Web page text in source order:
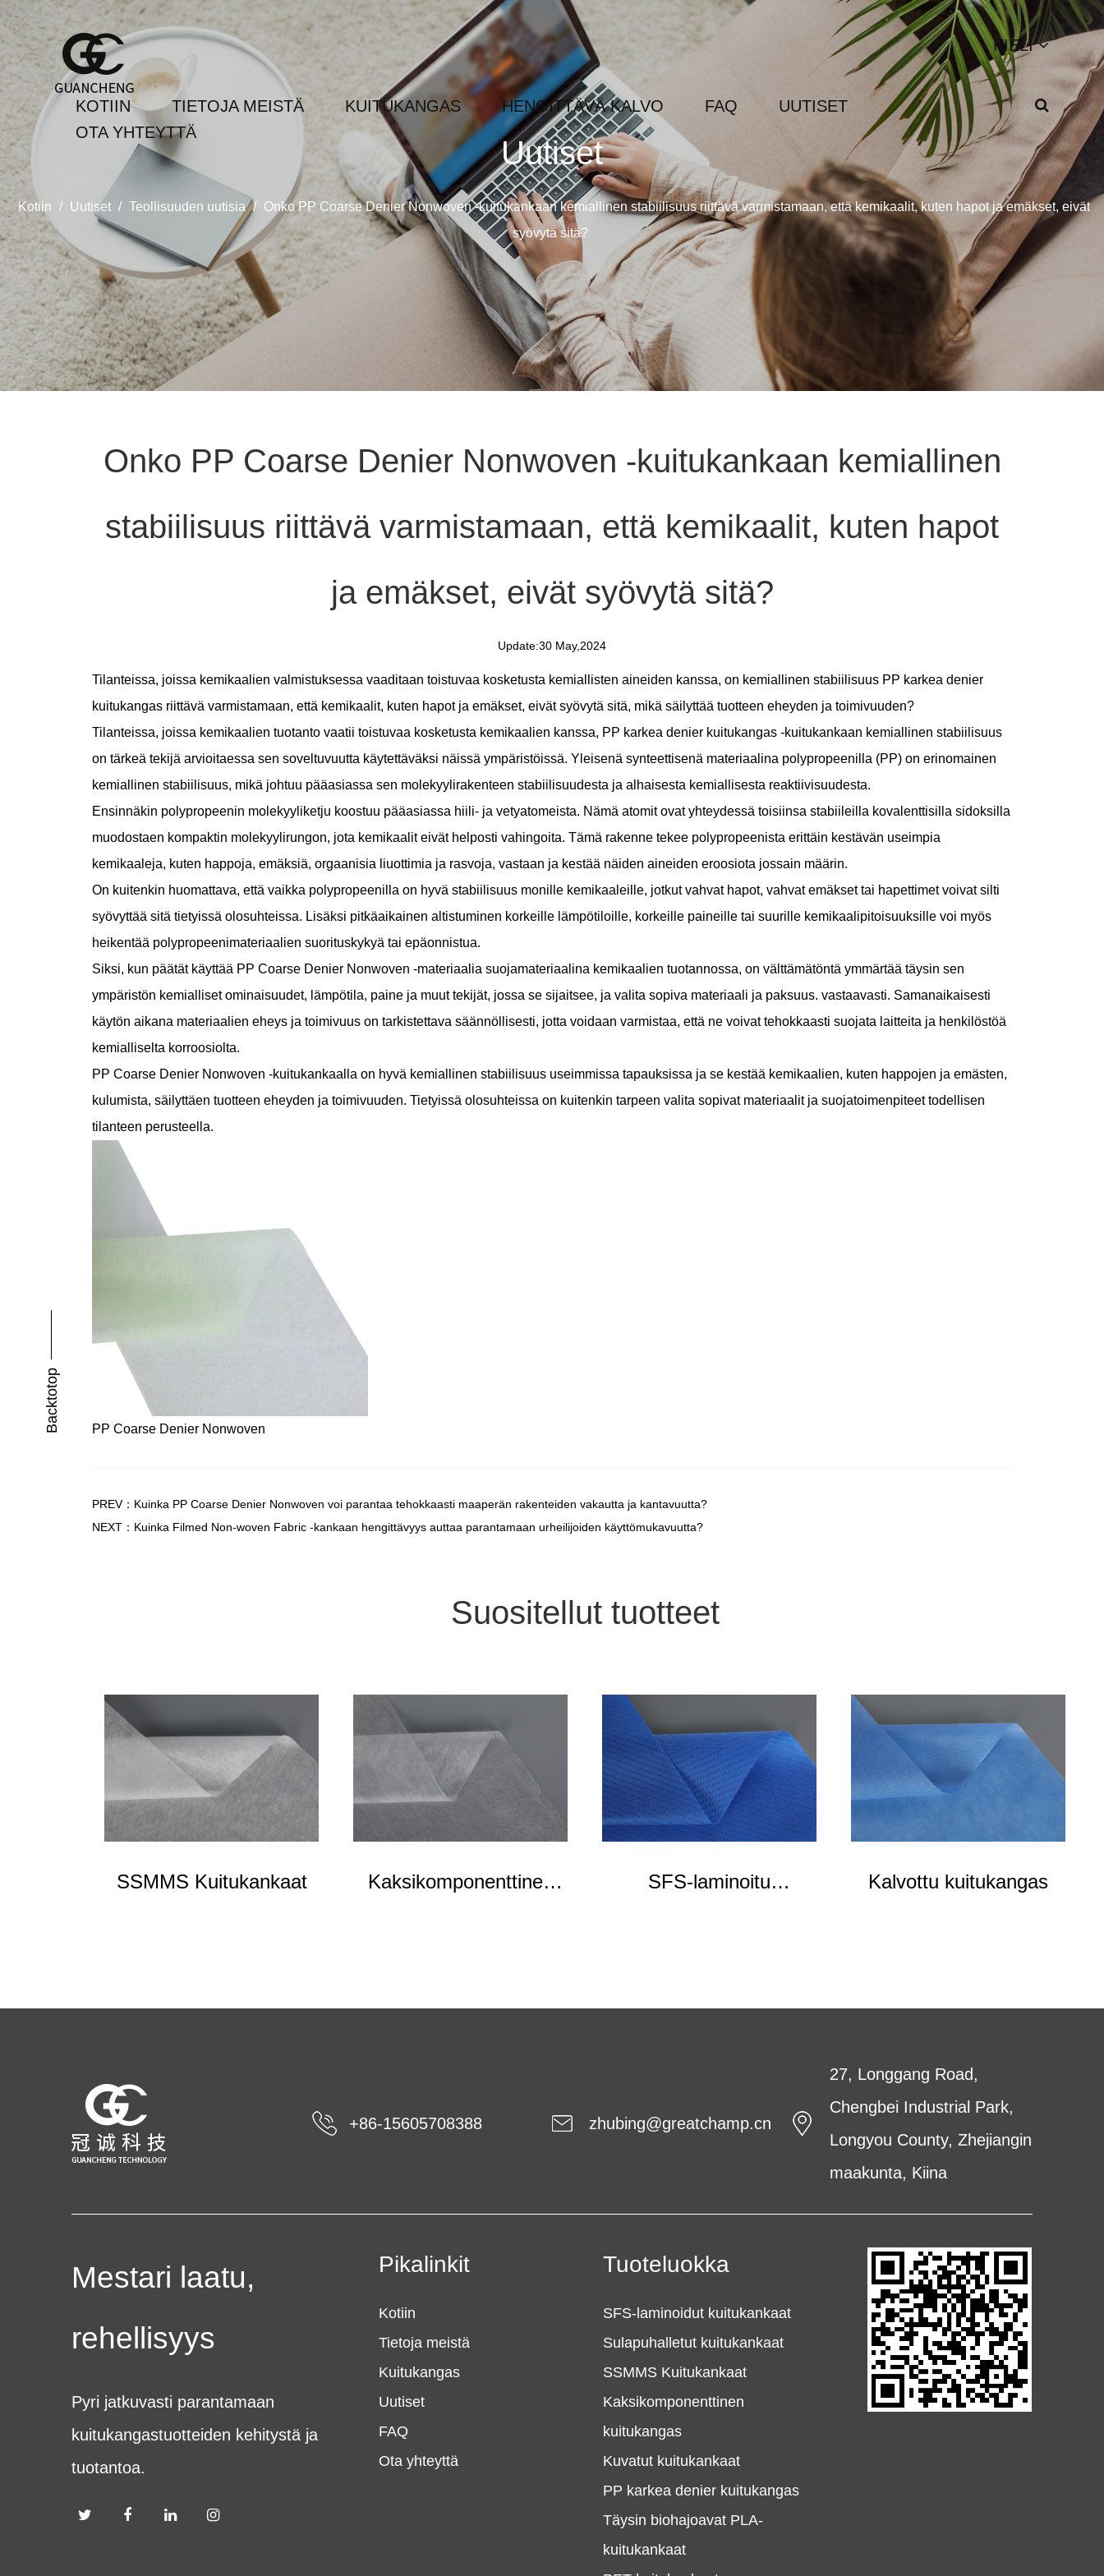
KIELI
KOTIIN TIETOJA MEISTÄ KUITUKANGAS HENGITTÄVÄ KALVO FAQ
UUTISET
OTA YHTEYTTÄ
Uutiset
Kotiin / Uutiset / Teollisuuden uutisia / Onko PP Coarse Denier Nonwoven -kuitukankaan kemiallinen stabiilisuus riittävä varmistamaan, että kemikaalit, kuten hapot ja emäkset, eivät
syövytä sitä?
Onko PP Coarse Denier Nonwoven -kuitukankaan kemiallinen
stabiilisuus riittävä varmistamaan, että kemikaalit, kuten hapot
ja emäkset, eivät syövytä sitä?
Update:30 May,2024
Tilanteissa, joissa kemikaalien valmistuksessa vaaditaan toistuvaa kosketusta kemiallisten aineiden kanssa, on kemiallinen stabiilisuus PP karkea denier
kuitukangas riittävä varmistamaan, että kemikaalit, kuten hapot ja emäkset, eivät syövytä sitä, mikä säilyttää tuotteen eheyden ja toimivuuden?
Tilanteissa, joissa kemikaalien tuotanto vaatii toistuvaa kosketusta kemikaalien kanssa, PP karkea denier kuitukangas -kuitukankaan kemiallinen stabiilisuus
on tärkeä tekijä arvioitaessa sen soveltuvuutta käytettäväksi näissä ympäristöissä. Yleisenä synteettisenä materiaalina polypropeenilla (PP) on erinomainen
kemiallinen stabiilisuus, mikä johtuu pääasiassa sen molekyylirakenteen stabiilisuudesta ja alhaisesta kemiallisesta reaktiivisuudesta.
Ensinnäkin polypropeenin molekyyliketju koostuu pääasiassa hiili- ja vetyatomeista. Nämä atomit ovat yhteydessä toisiinsa stabiileilla kovalenttisilla sidoksilla
muodostaen kompaktin molekyylirungon, jota kemikaalit eivät helposti vahingoita. Tämä rakenne tekee polypropeenista erittäin kestävän useimpia
kemikaaleja, kuten happoja, emäksiä, orgaanisia liuottimia ja rasvoja, vastaan ​​ja kestää näiden aineiden eroosiota jossain määrin.
On kuitenkin huomattava, että vaikka polypropeenilla on hyvä stabiilisuus monille kemikaaleille, jotkut vahvat hapot, vahvat emäkset tai hapettimet voivat silti
syövyttää sitä tietyissä olosuhteissa. Lisäksi pitkäaikainen altistuminen korkeille lämpötiloille, korkeille paineille tai suurille kemikaalipitoisuuksille voi myös
heikentää polypropeenimateriaalien suorituskykyä tai epäonnistua.
Siksi, kun päätät käyttää PP Coarse Denier Nonwoven -materiaalia suojamateriaalina kemikaalien tuotannossa, on välttämätöntä ymmärtää täysin sen
ympäristön kemialliset ominaisuudet, lämpötila, paine ja muut tekijät, jossa se sijaitsee, ja valita sopiva materiaali ja paksuus. vastaavasti. Samanaikaisesti
käytön aikana materiaalien eheys ja toimivuus on tarkistettava säännöllisesti, jotta voidaan varmistaa, että ne voivat tehokkaasti suojata laitteita ja henkilöstöä
kemialliselta korroosiolta.
PP Coarse Denier Nonwoven -kuitukankaalla on hyvä kemiallinen stabiilisuus useimmissa tapauksissa ja se kestää kemikaalien, kuten happojen ja emästen,
kulumista, säilyttäen tuotteen eheyden ja toimivuuden. Tietyissä olosuhteissa on kuitenkin tarpeen valita sopivat materiaalit ja suojatoimenpiteet todellisen
tilanteen perusteella.
PP Coarse Denier Nonwoven
PREV：Kuinka PP Coarse Denier Nonwoven voi parantaa tehokkaasti maaperän rakenteiden vakautta ja kantavuutta?
NEXT：Kuinka Filmed Non-woven Fabric -kankaan hengittävyys auttaa parantamaan urheilijoiden käyttömukavuutta?
Suositellut tuotteet
SSMMS Kuitukankaat
Kaksikomponenttinen
SFS-laminoitu
Kalvottu kuitukangas
+86-15605708388 zhubing@greatchamp.cn
27, Longgang Road,
Chengbei Industrial Park,
Longyou County, Zhejiangin
maakunta, Kiina
Mestari laatu,
rehellisyys
Pyri jatkuvasti parantamaan
kuitukangastuotteiden kehitystä ja
tuotantoa.
Pikalinkit
Kotiin
Tietoja meistä
Kuitukangas
Uutiset
FAQ
Ota yhteyttä
Tuoteluokka
SFS-laminoidut kuitukankaat
Sulapuhalletut kuitukankaat
SSMMS Kuitukankaat
Kaksikomponenttinen
kuitukangas
Kuvatut kuitukankaat
PP karkea denier kuitukangas
Täysin biohajoavat PLA-
kuitukankaat
Backtotop